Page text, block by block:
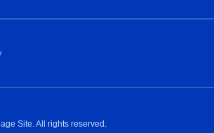
Site. All rights reserved.